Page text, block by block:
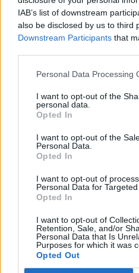
IAB’s list of downstream
also be disclosed by us to third
Downstream Participants that
Personal Data Processing
I want to opt-out of the
personal data.
Opted In
I want to opt-out of the
Personal Data.
Opted In
I want to opt-out of
Personal Data for Targeted
Opted In
I want to opt-out of
Retention, Sale, and/or
Personal Data that Is
Purposes for which it was
Opted Out